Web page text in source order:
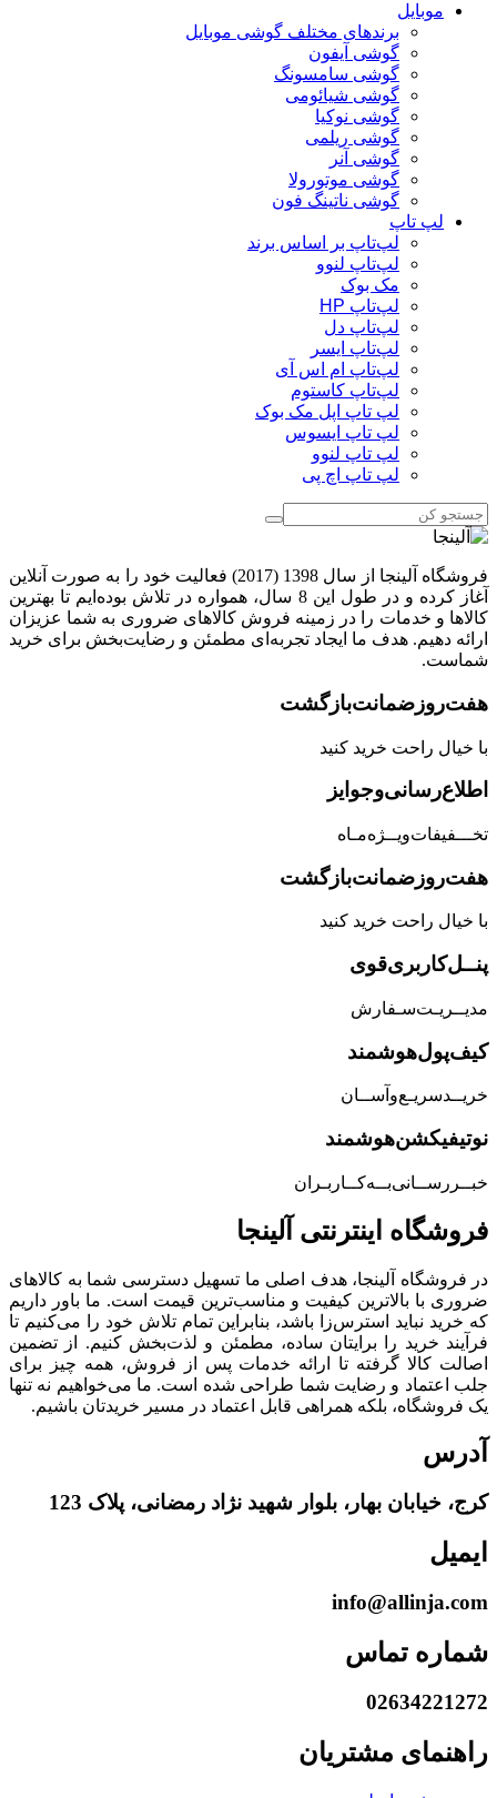
موبایل
برندهای مختلف گوشی موبایل
گوشی آیفون
گوشی سامسونگ
گوشی شیائومی
گوشی نوکیا
گوشی ریلمی
گوشی آنر
گوشی موتورولا
گوشی ناتینگ فون
لپ تاپ
لپ‌تاپ بر اساس برند
لپ‌تاپ لنوو
مک بوک
لپ‌تاپ HP
لپ‌تاپ دل
لپ‌تاپ ایسر
لپ‌تاپ ام اس آی
لپ‌تاپ کاستوم
لپ تاپ اپل مک بوک
لپ تاپ ایسوس
لپ تاپ لنوو
لپ تاپ اچ پی
فروشگاه آلینجا از سال 1398 (2017) فعالیت خود را به صورت آنلاین
آغاز کرده و در طول این 8 سال، همواره در تلاش بوده‌ایم تا بهترین
کالاها و خدمات را در زمینه فروش کالاهای ضروری به شما عزیزان
ارائه دهیم. هدف ما ایجاد تجربه‌ای مطمئن و رضایت‌بخش برای خرید
شماست.
هفت‌روز‌ضمانت‌بازگشت
با خیال راحت خرید کنید
اطلاع‌رسانی‌و‌جوایز
تخـــفیفات‌ویــژه‌مـاه
هفت‌روز‌ضمانت‌بازگشت
با خیال راحت خرید کنید
پنــل‌کاربری‌قوی
مدیــریـت‌سـفارش
کیف‌پول‌هوشمند
خریــد‌سریـع‌و‌آســان
نوتیفیکشن‌هوشمند
خبــررســانی‌بــه‌کــاربـران
فروشگاه‌ اینترنتی‌ آلینجا
در فروشگاه آلینجا، هدف اصلی ما تسهیل دسترسی شما به کالاهای
ضروری با بالاترین کیفیت و مناسب‌ترین قیمت است. ما باور داریم
که خرید نباید استرس‌زا باشد، بنابراین تمام تلاش خود را می‌کنیم تا
فرآیند خرید را برایتان ساده، مطمئن و لذت‌بخش کنیم. از تضمین
اصالت کالا گرفته تا ارائه خدمات پس از فروش، همه چیز برای
جلب اعتماد و رضایت شما طراحی شده است. ما می‌خواهیم نه تنها
یک فروشگاه، بلکه همراهی قابل اعتماد در مسیر خریدتان باشیم.
آدرس
کرج، خیابان بهار، بلوار شهید نژاد رمضانی، پلاک 123
ایمیل
info@allinja.com
شماره تماس
02634221272
راهنمای مشتریان